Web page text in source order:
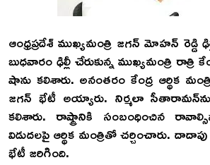
ఆంధ్రప్రదేశ్‌ ముఖ్యమంత్రి జగన్‌ మోహన్‌ రెడ్డి
బుధవారం ఢిల్లీ చేరుకున్న ముఖ్యమంత్రి
షాను కలిశారు. అనంతరం కేంద్ర ఆర్థిక
జగన్ భేటీ అయ్యారు. నిర్మలా
కలిశారు. రాష్ట్రానికి సంబంధించిన
విడుదలపై ఆర్థిక మంత్రితో చర్చించారు.
భేటీ జరిగింది.